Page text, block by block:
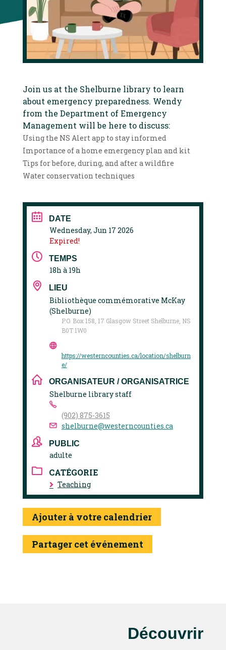
Join us at the Shelburne library to learn
about emergency preparedness. Wendy
from the Department of Emergency
Management will be here to discuss:
Using the NS Alert app to stay informed
Importance of a home emergency plan and kit
Tips for before, during, and after a wildfire
Water conservation techniques
DATE
Wednesday, Jun 17 2026
Expired!
TEMPS
18h à 19h
LIEU
Bibliothèque commémorative McKay
(Shelburne)
P.O. Box 158, 17 Glasgow Street Shelburne, NS
B0T 1W0
https://westerncounties.ca/location/shelburn
e/
ORGANISATEUR / ORGANISATRICE
Shelburne library staff
(902) 875-3615
shelburne@westerncounties.ca
PUBLIC
adulte
CATÉGORIE
Teaching
Ajouter à votre calendrier
Partager cet événement
Découvrir